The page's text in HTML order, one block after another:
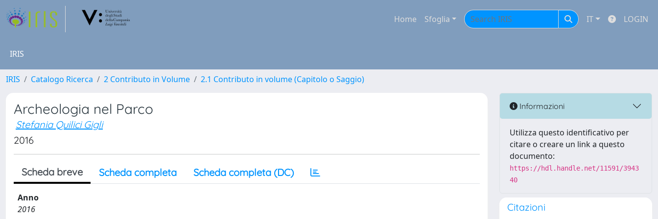
Home Sfoglia IT LOGIN
IRIS
IRIS Catalogo Ricerca 2 Contributo in Volume 2.1 Contributo in volume (Capitolo o Saggio)
Archeologia nel Parco
Stefania Quilici Gigli
2016
Scheda breve Scheda completa Scheda completa (DC)
Anno
2016
Informazioni
Utilizza questo identificativo per
citare o creare un link a questo
documento:
https://hdl.handle.net/11591/3943
40
Citazioni